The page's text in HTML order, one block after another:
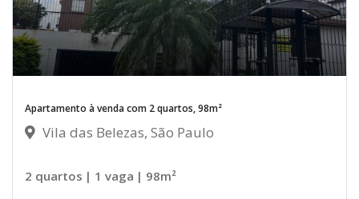
Apartamento à venda com 2 quartos, 98m²
Vila das Belezas, São Paulo
2 quartos | 1 vaga | 98m²